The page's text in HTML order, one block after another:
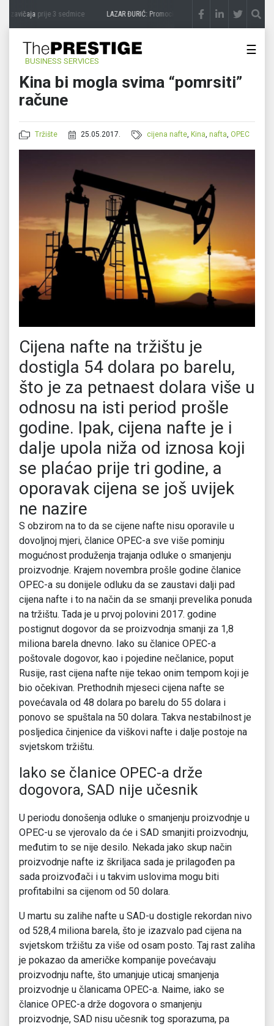
zavičajaprije 3 sedmice LAZAR ĐURIĆ: Promocija potencijal pretvara u destinaciju
BUSINESS SERVICES
☰
Kina bi mogla svima “pomrsiti”
račune
Tržište 25.05.2017. cijena nafte,Kina,nafta, OPEC
Cijena nafte na tržištu je
dostigla 54 dolara po barelu,
što je za petnaest dolara više u
odnosu na isti period prošle
godine. Ipak, cijena nafte je i
dalje upola niža od iznosa koji
se plaćao prije tri godine, a
oporavak cijena se još uvijek
ne nazire
S obzirom na to da se cijene nafte nisu oporavile u
dovoljnoj mjeri, članice OPEC-a sve više pominju
mogućnost produženja trajanja odluke o smanjenju
proizvodnje. Krajem novembra prošle godine članice
OPEC-a su donijele odluku da se zaustavi dalji pad
cijena nafte i to na način da se smanji prevelika ponuda
na tržištu. Tada je u prvoj polovini 2017. godine
postignut dogovor da se proizvodnja smanji za 1,8
miliona barela dnevno. Iako su članice OPEC-a
poštovale dogovor, kao i pojedine nečlanice, poput
Rusije, rast cijena nafte nije tekao onim tempom koji je
bio očekivan. Prethodnih mjeseci cijena nafte se
povećavala od 48 dolara po barelu do 55 dolara i
ponovo se spuštala na 50 dolara. Takva nestabilnost je
posljedica činjenice da viškovi nafte i dalje postoje na
svjetskom tržištu.
Iako se članice OPEC-a drže
dogovora, SAD nije učesnik
U periodu donošenja odluke o smanjenju proizvodnje u
OPEC-u se vjerovalo da će i SAD smanjiti proizvodnju,
međutim to se nije desilo. Nekada jako skup način
proizvodnje nafte iz škriljaca sada je prilagođen pa
sada proizvođači i u takvim uslovima mogu biti
profitabilni sa cijenom od 50 dolara.
U martu su zalihe nafte u SAD-u dostigle rekordan nivo
od 528,4 miliona barela, što je izazvalo pad cijena na
svjetskom tržištu za više od osam posto. Taj rast zaliha
je pokazao da američke kompanije povećavaju
proizvodnju nafte, što umanjuje uticaj smanjenja
proizvodnje u članicama OPEC-a. Naime, iako se
članice OPEC-a drže dogovora o smanjenju
proizvodnje, SAD nisu učesnik tog sporazuma, pa